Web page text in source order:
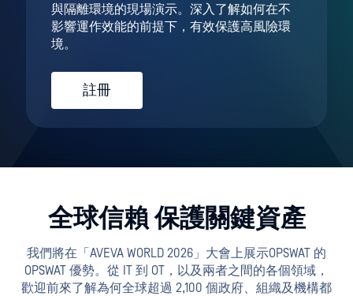
與隔離環境的現場演示。深入了解如何在不
影響運作效能的前提下，有效保護高風險環
境。
註冊
全球信賴 保護關鍵資產
我們將在「AVEVA WORLD 2026」大會上展示OPSWAT 的
OPSWAT 優勢。從 IT 到 OT，以及兩者之間的各個領域，
歡迎前來了解為何全球超過 2,100 個政府、組織及機構都